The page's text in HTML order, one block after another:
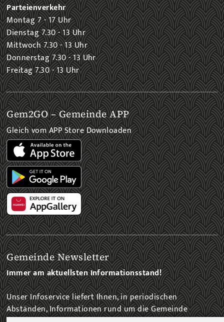
Parteienverkehr
Montag 7 - 17 Uhr
Dienstag 7.30 - 13 Uhr
Mittwoch 7.30 - 13 Uhr
Donnerstag 7.30 - 13 Uhr
Freitag 7.30 - 13 Uhr
Gem2GO – Gemeinde APP
Gleich vom APP Store Downloaden
Gemeinde Newsletter
Immer am aktuellsten Informationsstand!
Unser Infoservice liefert Ihnen, in periodischen
Abständen, Informationen rund um die Gemeinde